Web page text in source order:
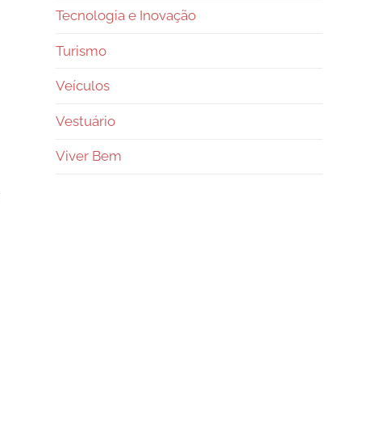
Tecnologia e Inovação
Turismo
Veículos
Vestuário
Viver Bem